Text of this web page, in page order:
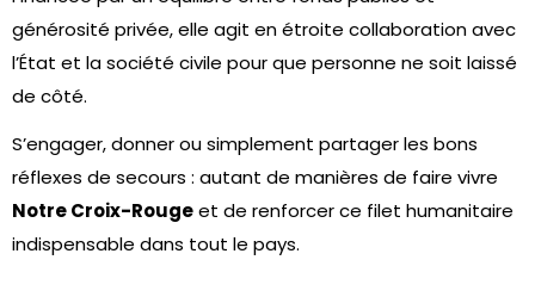
générosité privée, elle agit en étroite collaboration avec
l’État et la société civile pour que personne ne soit laissé
de côté.
S’engager, donner ou simplement partager les bons
réflexes de secours : autant de manières de faire vivre
Notre Croix-Rougeet de renforcer ce filet humanitaire
indispensable dans tout le pays.